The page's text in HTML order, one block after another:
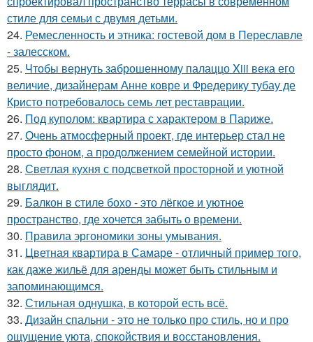
стиле для семьи с двумя детьми.
24. Ремесленность и этника: гостевой дом в Переславле
- залесском.
25. Чтобы вернуть заброшенному палаццо Xiii века его
величие, дизайнерам Анне ковре и Фредерику тубау де
Кристо потребовалось семь лет реставрации.
26. Под куполом: квартира с характером в Париже.
27. Очень атмосферный проект, где интерьер стал не
просто фоном, а продолжением семейной истории.
28. Светлая кухня с подсветкой просторной и уютной
выглядит.
29. Балкон в стиле бохо - это лёгкое и уютное
пространство, где хочется забыть о времени.
30. Правила эргономики зоны умывания.
31. Цветная квартира в Самаре - отличный пример того,
как даже жильё для аренды может быть стильным и
запоминающимся.
32. Стильная однушка, в которой есть всё.
33. Дизайн спальни - это не только про стиль, но и про
ощущение уюта, спокойствия и восстановления.